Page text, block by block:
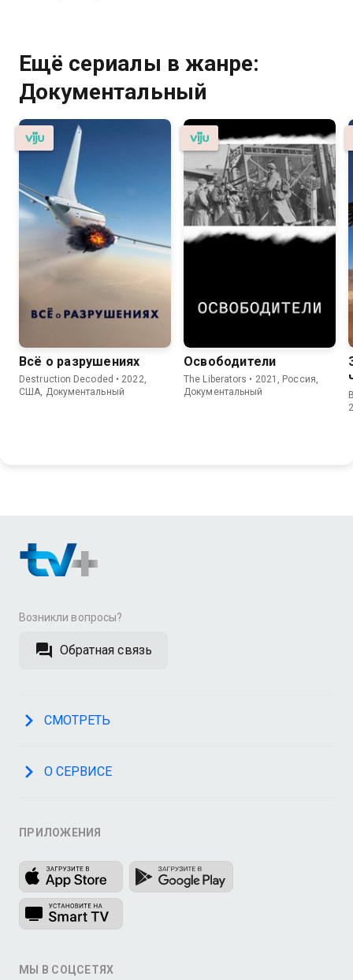
Ещё сериалы в жанре:
Документальный
Всё о разрушениях
Destruction Decoded • 2022,
США, Документальный
Освободители
The Liberators • 2021, Россия,
Документальный
Возникли вопросы?
Обратная связь
СМОТРЕТЬ
О СЕРВИСЕ
ПРИЛОЖЕНИЯ
МЫ В СОЦСЕТЯХ